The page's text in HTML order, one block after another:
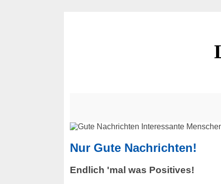
Nur Gute Nachrichten!
Endlich 'mal was Positives!